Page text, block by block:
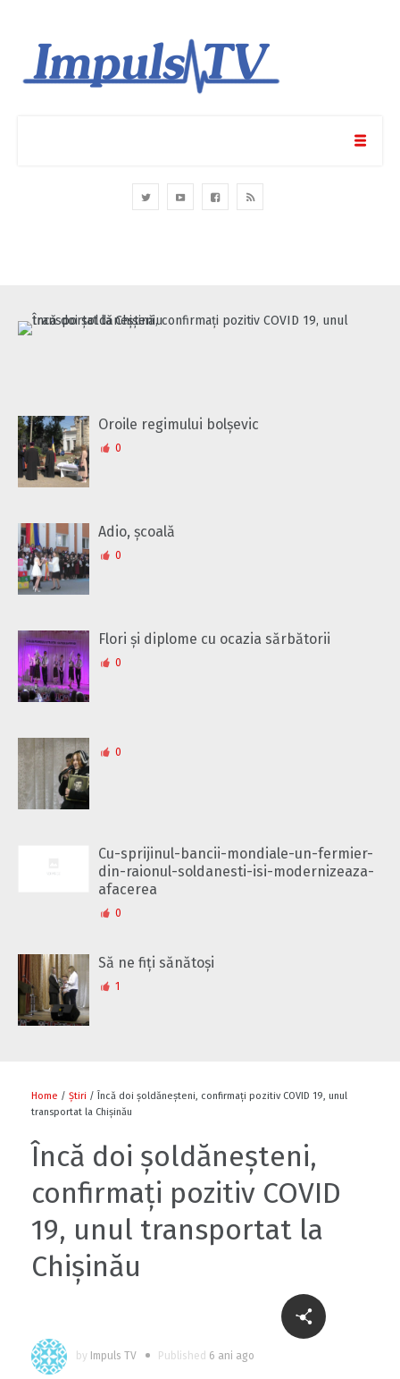
Oroile regimului bolșevic
0
Adio, școală
0
Flori și diplome cu ocazia sărbătorii
0
0
Cu-sprijinul-bancii-mondiale-un-fermier-
din-raionul-soldanesti-isi-modernizeaza-
afacerea
0
Să ne fiți sănătoși
1
Home / Știri / Încă doi șoldăneșteni, confirmați pozitiv COVID 19, unul
transportat la Chișinău
Încă doi șoldăneșteni,
confirmați pozitiv COVID
19, unul transportat la
Chișinău
by Impuls TV Published 6 ani ago